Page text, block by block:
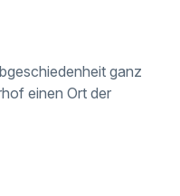
ganz
einen Ort der